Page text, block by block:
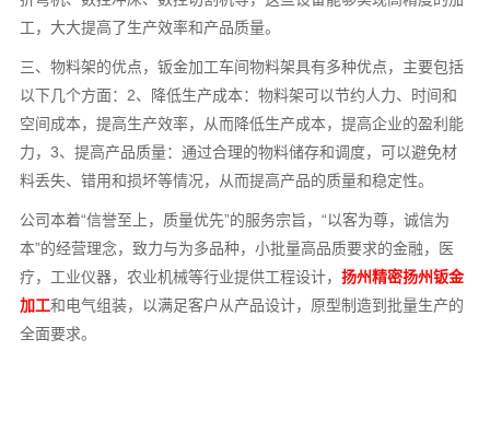
工，大大提高了生产效率和产品质量。
三、物料架的优点，钣金加工车间物料架具有多种优点，主要包括
以下几个方面：2、降低生产成本：物料架可以节约人力、时间和
空间成本，提高生产效率，从而降低生产成本，提高企业的盈利能
力，3、提高产品质量：通过合理的物料储存和调度，可以避免材
料丢失、错用和损坏等情况，从而提高产品的质量和稳定性。
公司本着“信誉至上，质量优先”的服务宗旨，“以客为尊，诚信为
本”的经营理念，致力与为多品种，小批量高品质要求的金融，医
疗，工业仪器，农业机械等行业提供工程设计，扬州精密扬州钣金
加工和电气组装，以满足客户从产品设计，原型制造到批量生产的
全面要求。